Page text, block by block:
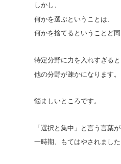
しかし、
何かを選ぶということは、
何かを捨てるということど同
特定分野に力を入れすぎると
他の分野が疎かになります。
悩ましいところです。
「選択と集中」と言う言葉が
一時期、もてはやされました